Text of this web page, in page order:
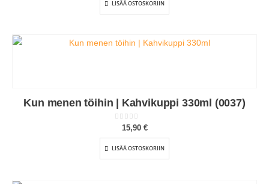
LISÄÄ OSTOSKORIIN
Kun menen töihin | Kahvikuppi 330ml (0037)
out of 5
15,90 €
LISÄÄ OSTOSKORIIN